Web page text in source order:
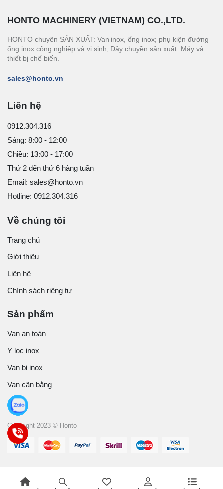
HONTO MACHINERY (VIETNAM) CO.,LTD.
HONTO chuyên SẢN XUẤT: Van inox, ống inox; phụ kiện đường
ống inox công nghiệp và vi sinh; Dây chuyền sản xuất: Máy và
thiết bị chế biến.
sales@honto.vn
Liên hệ
0912.304.316
Sáng: 8:00 - 12:00
Chiều: 13:00 - 17:00
Thứ 2 đến thứ 6 hàng tuần
Email: sales@honto.vn
Hotline: 0912.304.316
Về chúng tôi
Trang chủ
Giới thiệu
Liên hệ
Chính sách riêng tư
Sản phẩm
Van an toàn
Y lọc inox
Van bi inox
Van cân bằng
Copyright 2023 © Honto